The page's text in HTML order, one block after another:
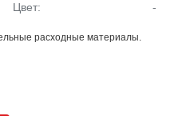
Цвет: -
расходные материалы.